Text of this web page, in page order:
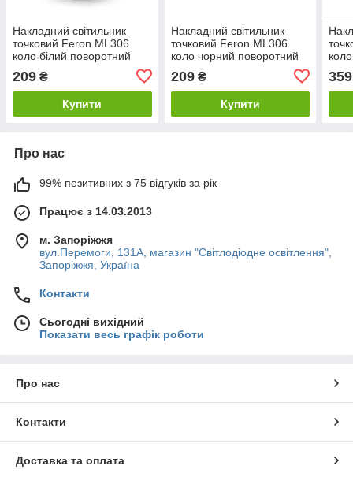
Накладний світильник
точковий Feron ML306
коло білий поворотний
209 ₴
Купити
Накладний світильник
точковий Feron ML306
коло чорний поворотний
209₴
Купити
359
Про нас
99% позитивних з 75 відгуків за рік
Працює з 14.03.2013
м. Запоріжжя
вул.Перемоги, 131А, магазин "Світлодіодне освітлення",
Запоріжжя, Україна
Контакти
Сьогодні вихідний
Показати весь графік роботи
Про нас
Контакти
Доставка та оплата